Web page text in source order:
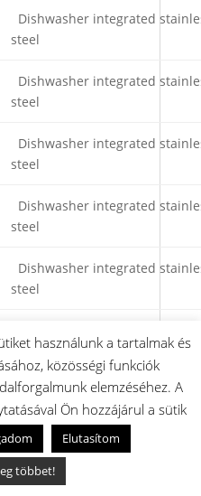
Dishwasher integrated
steel
Dishwasher integrated
steel
Dishwasher integrated
steel
Dishwasher integrated
steel
Dishwasher integrated
steel
steel
Dishwasher integrated
Dishwasher integrated
Dishwasher integrated
használunk a tartalmak és
közösségi funkciók
elemzéséhez. A
Ön hozzájárul a sütik
Elutasítom
többet!